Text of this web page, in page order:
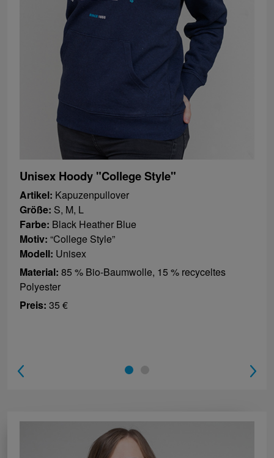
Unisex Hoody "College Style"
Artikel: Kapuzenpullover
Größe: S, M, L
Farbe: Black Heather Blue
Motiv: “College Style”
Modell: Unisex
Material: 85 % Bio-Baumwolle, 15 % recyceltes
Polyester
Preis: 35 €
1